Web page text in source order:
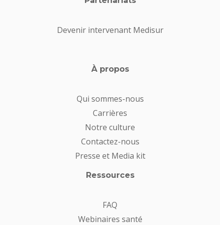
Devenir intervenant Medisur
À propos
Qui sommes-nous
Carrières
Notre culture
Contactez-nous
Presse et Media kit
Ressources
FAQ
Webinaires santé